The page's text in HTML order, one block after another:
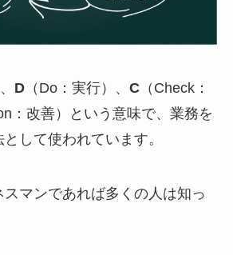
D（Do：実行）、 C（Check：
：改善）という意味で、業務を
して使われています。
マンであれば多くの人は知っ